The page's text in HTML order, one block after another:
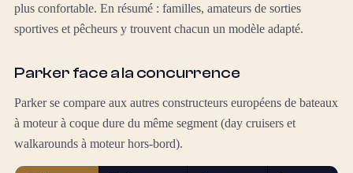
plus confortable. En résumé : familles, amateurs de sorties
sportives et pêcheurs y trouvent chacun un modèle adapté.
Parker face a la concurrence
Parker se compare aux autres constructeurs européens de bateaux
à moteur à coque dure du même segment (day cruisers et
walkarounds à moteur hors-bord).